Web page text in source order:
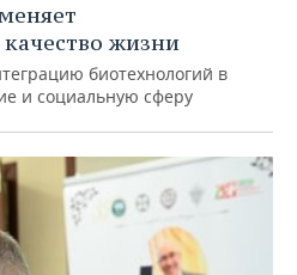
жизни
биотехнологий в
и социальную сферу